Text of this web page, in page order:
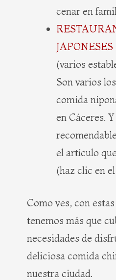
cenar en
(varios
Son varios
comida
en Cáceres.
el artículo
(haz clic en
Como ves, con
tenemos más que
necesidades de
deliciosa comida
nuestra ciudad.